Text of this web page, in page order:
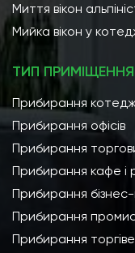
Миття вікон
Мийка вікон у
ТИП ПРИМІЩЕННЯ
Прибирання
Прибирання офісів
Прибирання
Прибирання кафе і
Прибирання бізнес-
Прибирання
Прибирання